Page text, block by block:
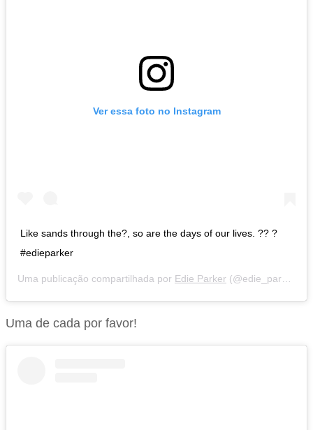
Ver essa foto no Instagram
Like sands through the?, so are the days of our lives. ?? ?
#edieparker
Uma publicação compartilhada por Edie Parker (@edie_parker) em
Uma de cada por favor!